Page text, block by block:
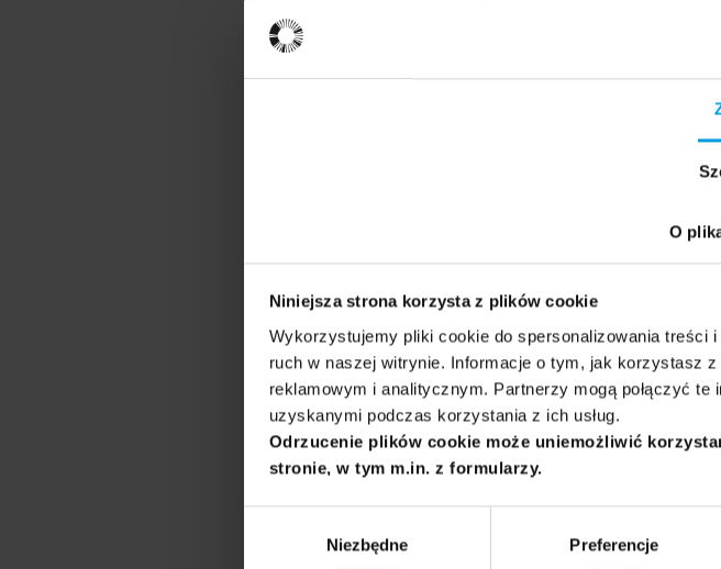
O
Niniejsza strona korzysta z plików cookie
Wykorzystujemy pliki cookie do spersonalizowania treści
ruch w naszej witrynie. Informacje o tym, jak korzystasz
reklamowym i analitycznym. Partnerzy mogą połączyć
uzyskanymi podczas korzystania z ich usług.
Odrzucenie plików cookie może uniemożliwić
stronie, w tym m.in. z formularzy.
Niezbędne Preferencje
***
Kampania "Przerwij krąg przemocy"
Uniwersytet SWPS, Fundacja UNIQAorazzespół
swojej szkole” aby głośno i otwarcie mówić o
społeczeństwu skalę problemu, z jakim mierzą się
wykładowców i naukowców z Uniwersytetu SWPS.